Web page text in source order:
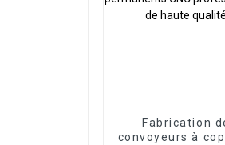
Fabrication
convoyeurs à